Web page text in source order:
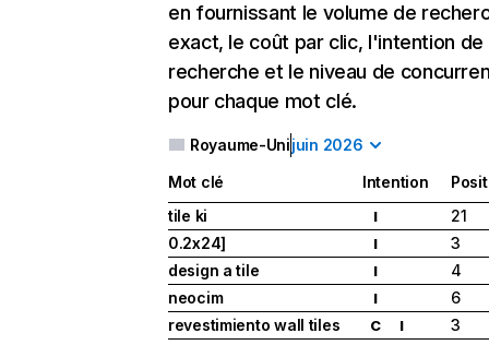
en fournissant le volume de
exact, le coût par clic, l'intention de
recherche et le niveau de
pour chaque mot clé.
Royaume-Unijuin 2026
Mot clé Intention
tile ki
I
21
0.2x24]
I
3
design a tile
I
4
neocim
I
6
revestimiento wall tiles
C I 3